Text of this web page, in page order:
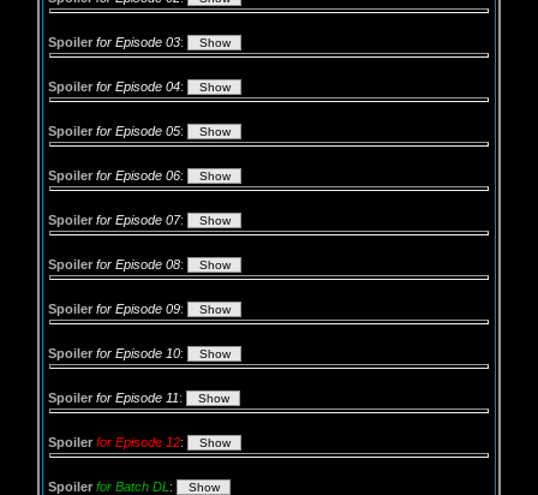
Spoiler for Episode 03:
Spoiler for Episode 04:
Spoiler for Episode 05:
Spoiler for Episode 06:
Spoiler for Episode 07:
Spoiler for Episode 08:
Spoiler for Episode 09:
Spoiler for Episode 10:
Spoiler for Episode 11:
Spoiler for Episode 12:
Spoiler for Batch DL :